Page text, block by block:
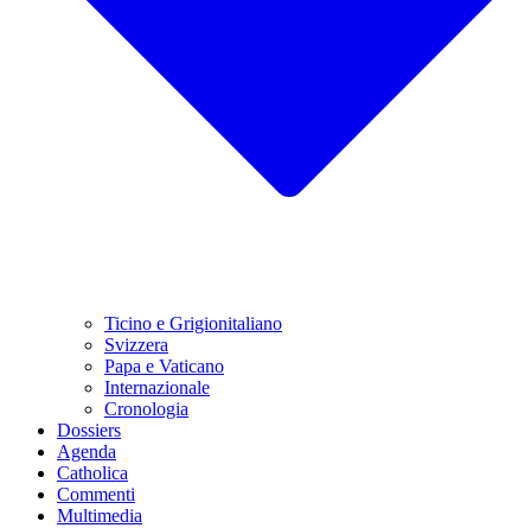
Ticino e Grigionitaliano
Svizzera
Papa e Vaticano
Internazionale
Cronologia
Dossiers
Agenda
Catholica
Commenti
Multimedia